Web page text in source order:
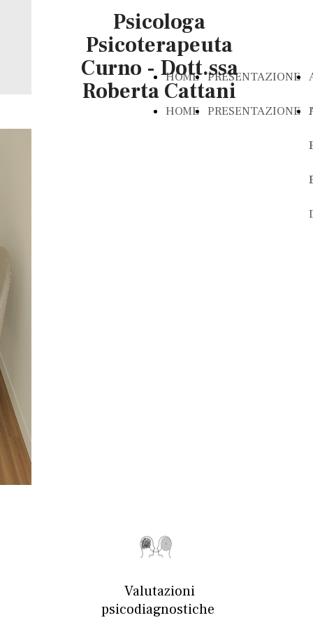
Psicologa
Psicoterapeuta
Curno - Dott.ssa
Roberta Cattani
HOME PRESENTAZIONE
HOME PRESENTAZIONE
Valutazioni
psicodiagnostiche